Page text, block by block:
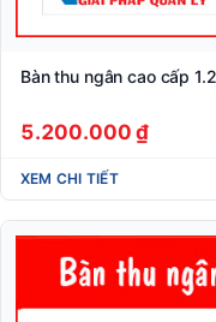
Bàn thu ngân cao cấp
5.200.000 ₫
XEM CHI TIẾT